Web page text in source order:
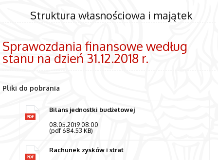
Struktura własnościowa i majątek
Sprawozdania finansowe według
stanu na dzień 31.12.2018 r.
Pliki do pobrania
Bilans jednostki budżetowej
08.05.2019 08:00
(pdf 684.53 KB)
Rachunek zysków i strat